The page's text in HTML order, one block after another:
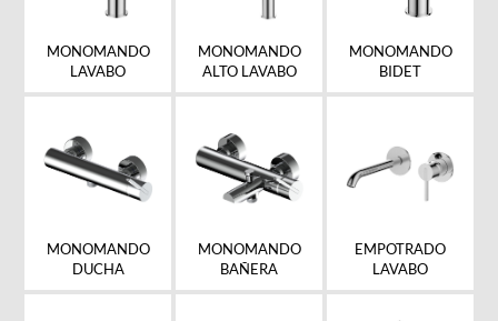
MONOMANDO
LAVABO
MONOMANDO
ALTO LAVABO
MONOMANDO
BIDET
MONOMANDO
DUCHA
MONOMANDO
BAÑERA
EMPOTRADO
LAVABO